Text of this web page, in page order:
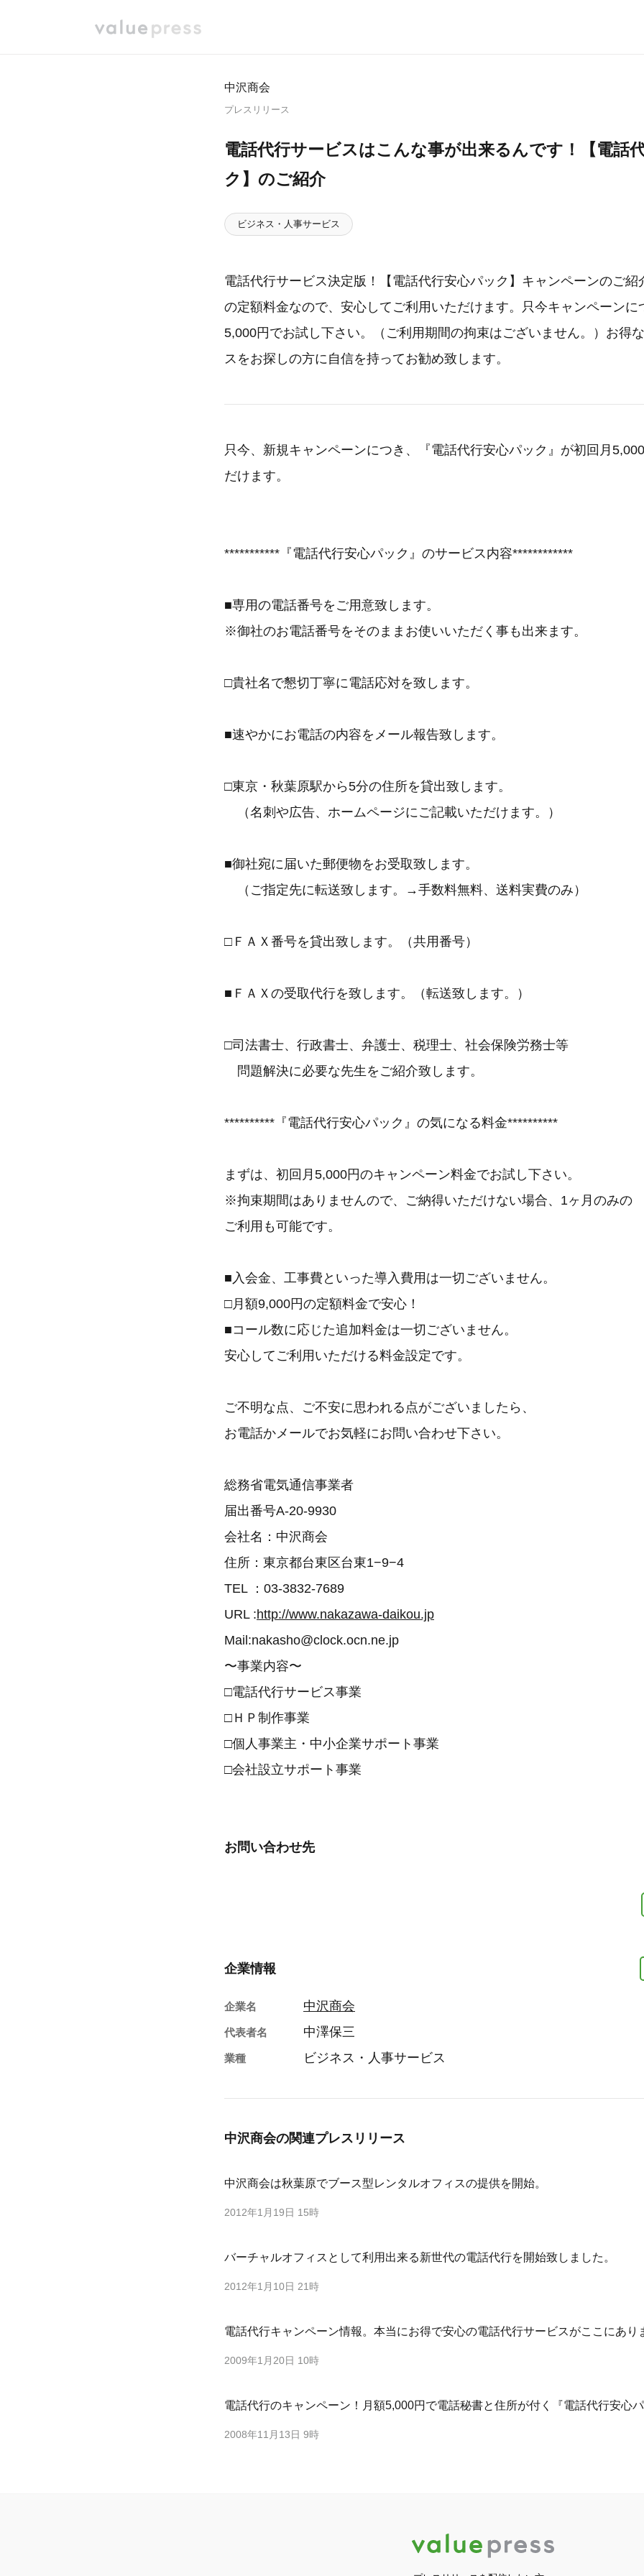
中沢商会
プレスリリース
電話代行サービスはこんな事が出来るんです！【電話
ク】のご紹介
ビジネス・人事サービス
電話代行サービス決定版！【電話代行安心パック】キャンペーンのご紹
の定額料金なので、安心してご利用いただけます。只今キャンペーンに
5,000円でお試し下さい。（ご利用期間の拘束はございません。）お得
スをお探しの方に自信を持ってお勧め致します。
只今、新規キャンペーンにつき、『電話代行安心パック』が初回月
だけます。
***********『電話代行安心パック』のサービス内容************
■専用の電話番号をご用意致します。
※御社のお電話番号をそのままお使いいただく事も出来ます。
□貴社名で懇切丁寧に電話応対を致します。
■速やかにお電話の内容をメール報告致します。
□東京・秋葉原駅から5分の住所を貸出致します。
（名刺や広告、ホームページにご記載いただけます。）
■御社宛に届いた郵便物をお受取致します。
（ご指定先に転送致します。→手数料無料、送料実費のみ）
□ＦＡＸ番号を貸出致します。（共用番号）
■ＦＡＸの受取代行を致します。（転送致します。）
□司法書士、行政書士、弁護士、税理士、社会保険労務士等
問題解決に必要な先生をご紹介致します。
**********『電話代行安心パック』の気になる料金**********
まずは、初回月5,000円のキャンペーン料金でお試し下さい。
※拘束期間はありませんので、ご納得いただけない場合、1ヶ月のみの
ご利用も可能です。
■入会金、工事費といった導入費用は一切ございません。
□月額9,000円の定額料金で安心！
■コール数に応じた追加料金は一切ございません。
安心してご利用いただける料金設定です。
ご不明な点、ご不安に思われる点がございましたら、
お電話かメールでお気軽にお問い合わせ下さい。
総務省電気通信事業者
届出番号A-20-9930
会社名：中沢商会
住所：東京都台東区台東1−9−4
TEL ：03-3832-7689
URL :http://www.nakazawa-daikou.jp
Mail:nakasho@clock.ocn.ne.jp
〜事業内容〜
□電話代行サービス事業
□ＨＰ制作事業
□個人事業主・中小企業サポート事業
□会社設立サポート事業
お問い合わせ先
企業情報
企業名 中沢商会
代表者名 中澤保三
業種 ビジネス・人事サービス
中沢商会の関連プレスリリース
中沢商会は秋葉原でブース型レンタルオフィスの提供を開始。
2012年1月19日 15時
バーチャルオフィスとして利用出来る新世代の電話代行を開始致しました。
2012年1月10日 21時
電話代行キャンペーン情報。本当にお得で安心の電話代行サービスがここにあり
2009年1月20日 10時
電話代行のキャンペーン！月額5,000円で電話秘書と住所が付く『電話代行安心
2008年11月13日 9時